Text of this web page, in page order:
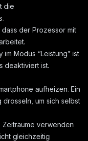
die
der Prozessor mit
im Modus “Leistung” ist
deaktiviert ist.
aufheizen. Ein
um sich selbst
Zeiträume verwenden
gleichzeitig